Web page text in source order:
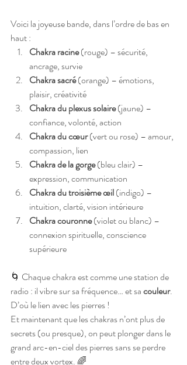
Voici la joyeuse bande, dans l’ordre de bas en
haut :
Chakra racine (rouge) – sécurité,
ancrage, survie
Chakra sacré (orange) – émotions,
plaisir, créativité
Chakra du plexus solaire (jaune) –
confiance, volonté, action
Chakra du cœur (vert ou rose) – amour,
compassion, lien
Chakra de la gorge (bleu clair) –
expression, communication
Chakra du troisième œil (indigo) –
intuition, clarté, vision intérieure
Chakra couronne (violet ou blanc) –
connexion spirituelle, conscience
supérieure
🌀 Chaque chakra est comme une station de
radio : il vibre sur sa fréquence… et sa couleur.
D’où le lien avec les pierres !
Et maintenant que les chakras n’ont plus de
secrets (ou presque), on peut plonger dans le
grand arc-en-ciel des pierres sans se perdre
entre deux vortex. 🌈